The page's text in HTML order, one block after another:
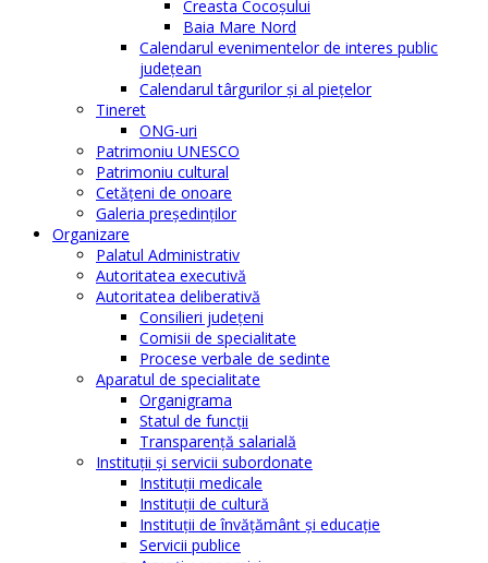
Creasta Cocoșului
Baia Mare Nord
Calendarul evenimentelor de interes public
judeţean
Calendarul târgurilor şi al pieţelor
Tineret
ONG-uri
Patrimoniu UNESCO
Patrimoniu cultural
Cetăţeni de onoare
Galeria președinților
Organizare
Palatul Administrativ
Autoritatea executivă
Autoritatea deliberativă
Consilieri judeţeni
Comisii de specialitate
Procese verbale de sedinte
Aparatul de specialitate
Organigrama
Statul de funcții
Transparență salarială
Instituţii şi servicii subordonate
Instituţii medicale
Instituţii de cultură
Instituţii de învăţământ şi educaţie
Servicii publice